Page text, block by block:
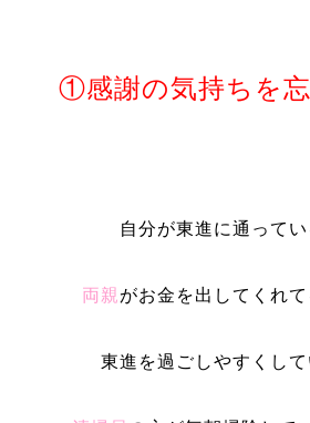
①感謝の気持ちを忘
自分が東進に通って
両親がお金を出してくれ
東進を過ごしやすくし